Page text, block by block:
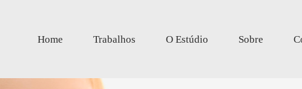
Home Trabalhos O Estúdio Sobre